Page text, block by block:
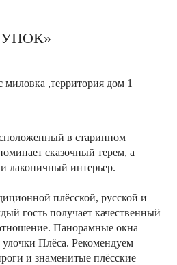
миловка ,территория дом 1
в старинном
сказочный терем, а
лаконичный интерьер.
плёсской, русской и
гость получает качественный
Панорамные окна
Плёса. Рекомендуем
и знаменитые плёсские